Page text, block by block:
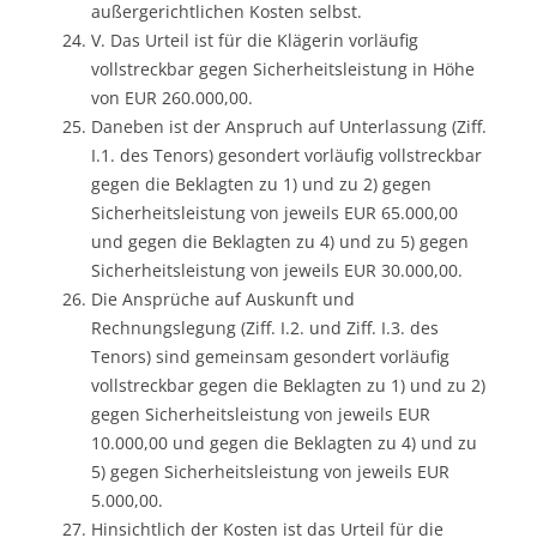
außergerichtlichen Kosten selbst.
V. Das Urteil ist für die Klägerin vorläufig
vollstreckbar gegen Sicherheitsleistung in Höhe
von EUR 260.000,00.
Daneben ist der Anspruch auf Unterlassung (Ziff.
I.1. des Tenors) gesondert vorläufig vollstreckbar
gegen die Beklagten zu 1) und zu 2) gegen
Sicherheitsleistung von jeweils EUR 65.000,00
und gegen die Beklagten zu 4) und zu 5) gegen
Sicherheitsleistung von jeweils EUR 30.000,00.
Die Ansprüche auf Auskunft und
Rechnungslegung (Ziff. I.2. und Ziff. I.3. des
Tenors) sind gemeinsam gesondert vorläufig
vollstreckbar gegen die Beklagten zu 1) und zu 2)
gegen Sicherheitsleistung von jeweils EUR
10.000,00 und gegen die Beklagten zu 4) und zu
5) gegen Sicherheitsleistung von jeweils EUR
5.000,00.
Hinsichtlich der Kosten ist das Urteil für die